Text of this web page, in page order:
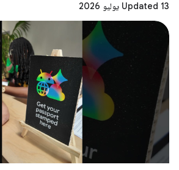
Updated 13 يوليو 2026